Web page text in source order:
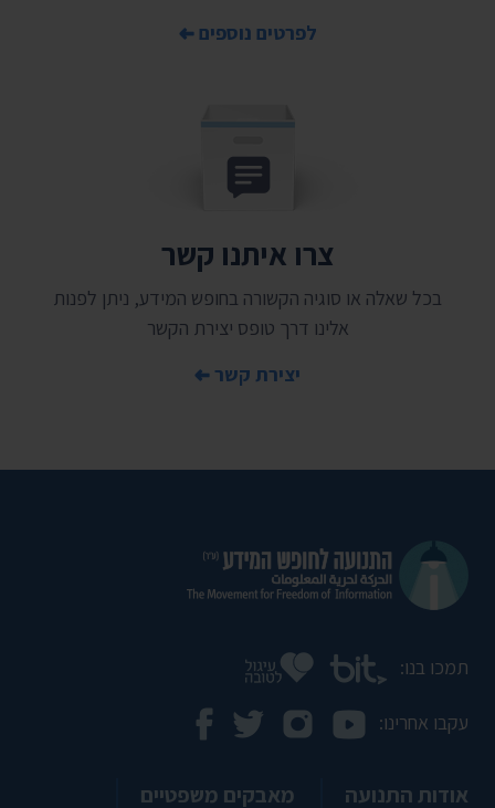
לפרטים נוספים
צרו איתנו קשר
בכל שאלה או סוגיה הקשורה בחופש המידע, ניתן לפנות
אלינו דרך טופס יצירת הקשר
יצירת קשר
תמכו בנו:
עקבו אחרינו:
אודות התנועה מאבקים משפטיים